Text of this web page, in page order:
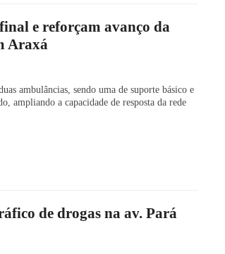
e reforçam avanço da
Araxá
ambulâncias, sendo uma de suporte básico e
ampliando a capacidade de resposta da rede
de drogas na av. Pará